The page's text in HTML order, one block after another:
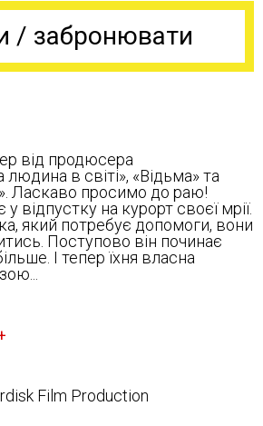
/ забронювати
від продюсера
людина в світі», «Відьма» та
Ласкаво просимо до раю!
відпустку на курорт своєї мрії.
який потребує допомоги, вони
Поступово він починає
І тепер їхня власна
Film Production